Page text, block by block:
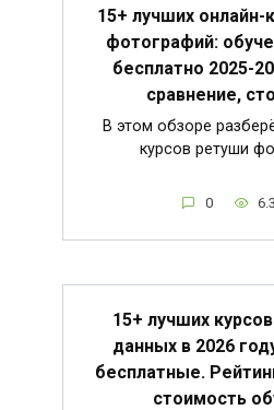
15+ лучших онлайн-
фотографий:
бесплатно 2025-
сравнение,
В этом обзоре
курсов ретуши
0
15+ лучших
данных в 2026
бесплатные.
стоимость